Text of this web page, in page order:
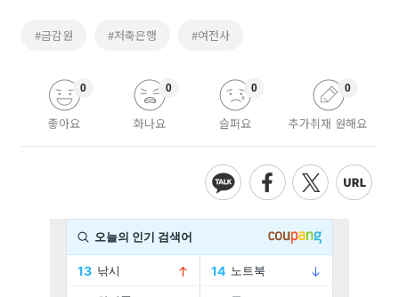
#금감원 #저축은행 #여전사
좋아요
0
화나요
0
슬퍼요
0
추가취재 원해요
0